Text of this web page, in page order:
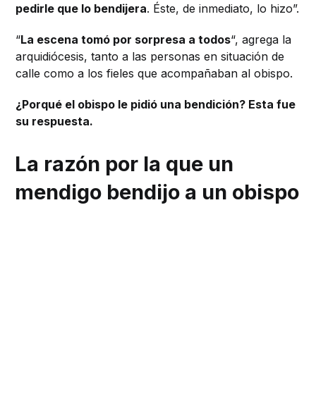
pedirle que lo bendijera. Éste, de inmediato, lo hizo”.
“La escena tomó por sorpresa a todos“, agrega la
arquidiócesis, tanto a las personas en situación de
calle como a los fieles que acompañaban al obispo.
¿Porqué el obispo le pidió una bendición? Esta fue
su respuesta.
La razón por la que un
mendigo bendijo a un obispo